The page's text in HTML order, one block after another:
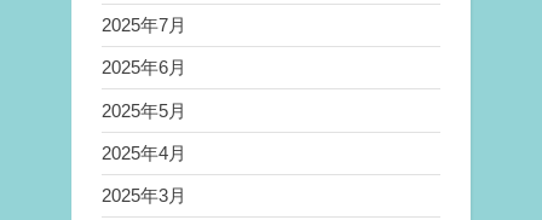
2025年7月
2025年6月
2025年5月
2025年4月
2025年3月